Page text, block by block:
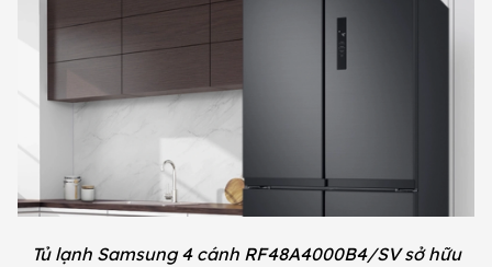
Tủ lạnh Samsung 4 cánh RF48A4000B4/SV sở hữu